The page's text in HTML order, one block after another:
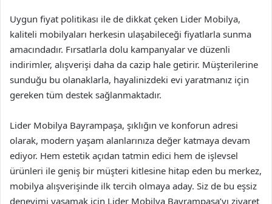
Uygun fiyat politikası ile de dikkat çeken Lider Mobilya,
kaliteli mobilyaları herkesin ulaşabileceği fiyatlarla sunma
amacındadır. Fırsatlarla dolu kampanyalar ve düzenli
indirimler, alışverişi daha da cazip hale getirir. Müşterilerine
sunduğu bu olanaklarla, hayalinizdeki evi yaratmanız için
gereken tüm destek sağlanmaktadır.
Lider Mobilya Bayrampaşa, şıklığın ve konforun adresi
olarak, modern yaşam alanlarınıza değer katmaya devam
ediyor. Hem estetik açıdan tatmin edici hem de işlevsel
ürünleri ile geniş bir müşteri kitlesine hitap eden bu merkez,
mobilya alışverişinde ilk tercih olmaya aday. Siz de bu eşsiz
deneyimi yaşamak için Lider Mobilya Bayrampaşa’yı ziyaret